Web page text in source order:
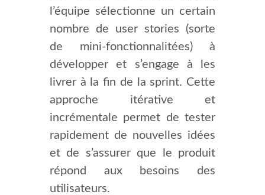
l’équipe sélectionne un certain
nombre de user stories (sorte
de mini-fonctionnalitées) à
développer et s’engage à les
livrer à la fin de la sprint. Cette
approche itérative et
incrémentale permet de tester
rapidement de nouvelles idées
et de s’assurer que le produit
répond aux besoins des
utilisateurs.